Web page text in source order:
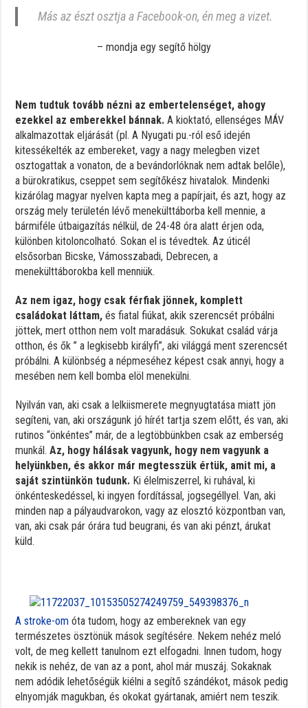
Más az észt osztja a Facebook-on, én meg a vizet.
– mondja egy segítő hölgy
Nem tudtuk tovább nézni az embertelenséget, ahogy
ezekkel az emberekkel bánnak. A kioktató, ellenséges MÁV
alkalmazottak eljárását (pl. A Nyugati pu.-ról eső idején
kitessékelték az embereket, vagy a nagy melegben vizet
osztogattak a vonaton, de a bevándorlóknak nem adtak belőle),
a bürokratikus, cseppet sem segítőkész hivatalok. Mindenki
kizárólag magyar nyelven kapta meg a papírjait, és azt, hogy az
ország mely területén lévő menekülttáborba kell mennie, a
bármiféle útbaigazítás nélkül, de 24-48 óra alatt érjen oda,
különben kitoloncolható. Sokan el is tévedtek. Az úticél
elsősorban Bicske, Vámosszabadi, Debrecen, a
menekülttáborokba kell menniük.
Az nem igaz, hogy csak férfiak jönnek, komplett
családokat láttam, és fiatal fiúkat, akik szerencsét próbálni
jöttek, mert otthon nem volt maradásuk. Sokukat család várja
otthon, és ők ” a legkisebb királyfi”, aki világgá ment szerencsét
próbálni. A különbség a népmeséhez képest csak annyi, hogy a
mesében nem kell bomba elöl menekülni.
Nyilván van, aki csak a lelkiismerete megnyugtatása miatt jön
segíteni, van, aki országunk jó hírét tartja szem előtt, és van, aki
rutinos “önkéntes” már, de a legtöbbünkben csak az emberség
munkál.Az, hogy hálásak vagyunk, hogy nem vagyunk a
helyünkben, és akkor már megtesszük értük, amit mi, a
saját szintünkön tudunk. Ki élelmiszerrel, ki ruhával, ki
önkénteskedéssel, ki ingyen fordítással, jogsegéllyel. Van, aki
minden nap a pályaudvarokon, vagy az elosztó központban van,
van, aki csak pár órára tud beugrani, és van aki pénzt, árukat
küld.
A stroke-om óta tudom, hogy az embereknek van egy
természetes ösztönük mások segítésére. Nekem nehéz meló
volt, de meg kellett tanulnom ezt elfogadni. Innen tudom, hogy
nekik is nehéz, de van az a pont, ahol már muszáj. Sokaknak
nem adódik lehetőségük kiélni a segítő szándékot, mások pedig
elnyomják magukban, és okokat gyártanak, amiért nem teszik.